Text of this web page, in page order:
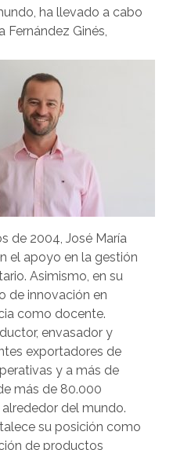
ha llevado a cabo
Fernández Ginés,
de 2004, José María
el apoyo en la gestión
Asimismo, en su
de innovación en
como docente.
envasador y
exportadores de
y a más de
más de 80.000
del mundo.
su posición como
de productos